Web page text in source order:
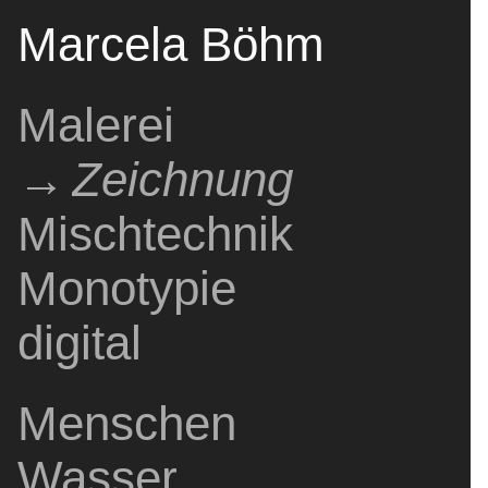
Marcela Böhm
Malerei
Pintura
Painting
Zeichnung
Dibujo
Drawing
Mischtechnik
Técnica mixta
Mixed media
Monotypie
Monotipo
monotype
digital
digital
digital
Menschen